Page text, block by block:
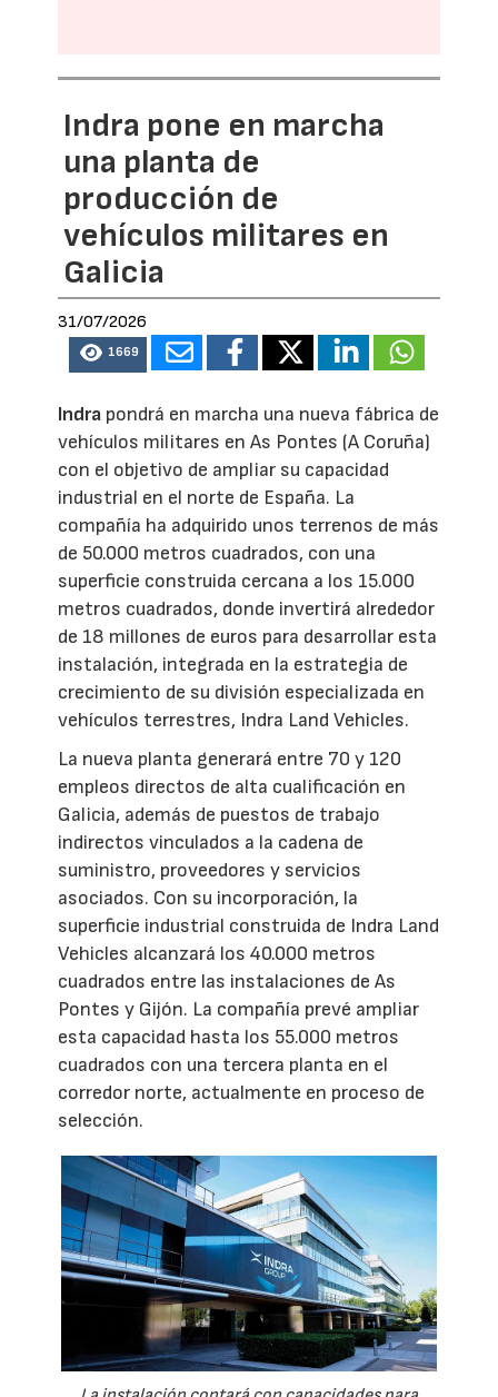
Indra pone en marcha
una planta de
producción de
vehículos militares en
Galicia
31/07/2026
1669
Indra pondrá en marcha una nueva fábrica de
vehículos militares en As Pontes (A Coruña)
con el objetivo de ampliar su capacidad
industrial en el norte de España. La
compañía ha adquirido unos terrenos de más
de 50.000 metros cuadrados, con una
superficie construida cercana a los 15.000
metros cuadrados, donde invertirá alrededor
de 18 millones de euros para desarrollar esta
instalación, integrada en la estrategia de
crecimiento de su división especializada en
vehículos terrestres, Indra Land Vehicles.
La nueva planta generará entre 70 y 120
empleos directos de alta cualificación en
Galicia, además de puestos de trabajo
indirectos vinculados a la cadena de
suministro, proveedores y servicios
asociados. Con su incorporación, la
superficie industrial construida de Indra Land
Vehicles alcanzará los 40.000 metros
cuadrados entre las instalaciones de As
Pontes y Gijón. La compañía prevé ampliar
esta capacidad hasta los 55.000 metros
cuadrados con una tercera planta en el
corredor norte, actualmente en proceso de
selección.